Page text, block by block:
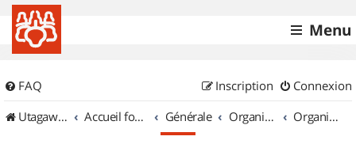
Menu
FAQ Connexion
Inscription
UtagawaVTT (Randos VTT et VTTAE avec traces GPS)
Accueil forum Générale Organisation de sorties & Recherche de partenaires Organisation de sorties en région Île de France